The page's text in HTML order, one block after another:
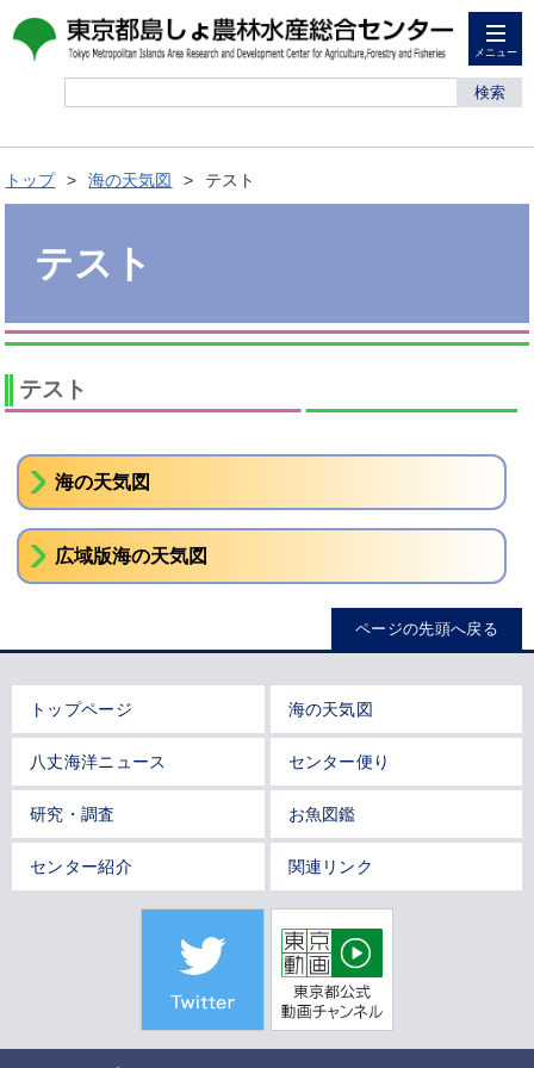
メニュー
検索
トップ 海の天気図 テスト
テスト
テスト
海の天気図
広域版海の天気図
ページの先頭へ戻る
トップページ 海の天気図
八丈海洋ニュース センター便り
研究・調査 お魚図鑑
センター紹介 関連リンク